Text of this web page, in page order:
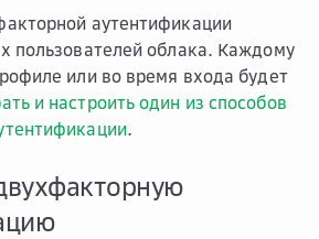
аутентификации
пользователей облака. Каждому
или во время входа будет
и настроить один из способов
.